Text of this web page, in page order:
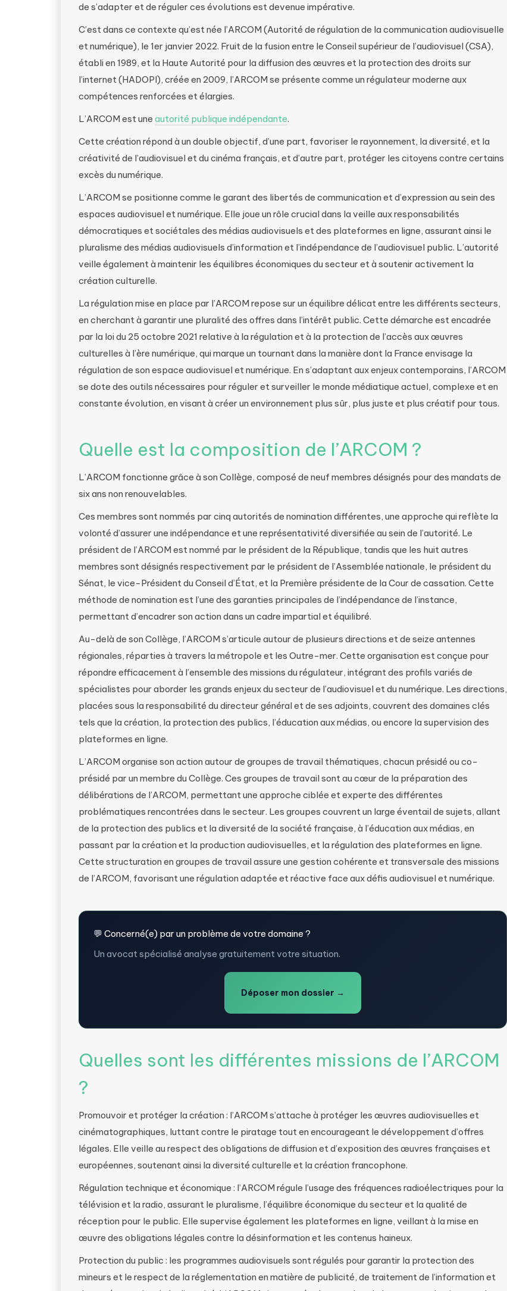
de s’adapter et de réguler ces évolutions est devenue impérative.
C’est dans ce contexte qu’est née l’ARCOM (Autorité de régulation de la communication audiovisuelle
et numérique), le 1er janvier 2022. Fruit de la fusion entre le Conseil supérieur de l’audiovisuel (CSA),
établi en 1989, et la Haute Autorité pour la diffusion des œuvres et la protection des droits sur
l’internet (HADOPI), créée en 2009, l’ARCOM se présente comme un régulateur moderne aux
compétences renforcées et élargies.
L’ARCOM est une autorité publique indépendante.
Cette création répond à un double objectif, d’une part, favoriser le rayonnement, la diversité, et la
créativité de l’audiovisuel et du cinéma français, et d’autre part, protéger les citoyens contre certains
excès du numérique.
L’ARCOM se positionne comme le garant des libertés de communication et d’expression au sein des
espaces audiovisuel et numérique. Elle joue un rôle crucial dans la veille aux responsabilités
démocratiques et sociétales des médias audiovisuels et des plateformes en ligne, assurant ainsi le
pluralisme des médias audiovisuels d’information et l’indépendance de l’audiovisuel public. L’autorité
veille également à maintenir les équilibres économiques du secteur et à soutenir activement la
création culturelle.
La régulation mise en place par l’ARCOM repose sur un équilibre délicat entre les différents secteurs,
en cherchant à garantir une pluralité des offres dans l’intérêt public. Cette démarche est encadrée
par la loi du 25 octobre 2021 relative à la régulation et à la protection de l’accès aux œuvres
culturelles à l’ère numérique, qui marque un tournant dans la manière dont la France envisage la
régulation de son espace audiovisuel et numérique. En s’adaptant aux enjeux contemporains, l’ARCOM
se dote des outils nécessaires pour réguler et surveiller le monde médiatique actuel, complexe et en
constante évolution, en visant à créer un environnement plus sûr, plus juste et plus créatif pour tous.
Quelle est la composition de l’ARCOM ?
L’ARCOM fonctionne grâce à son Collège, composé de neuf membres désignés pour des mandats de
six ans non renouvelables.
Ces membres sont nommés par cinq autorités de nomination différentes, une approche qui reflète la
volonté d’assurer une indépendance et une représentativité diversifiée au sein de l’autorité. Le
président de l’ARCOM est nommé par le président de la République, tandis que les huit autres
membres sont désignés respectivement par le président de l’Assemblée nationale, le président du
Sénat, le vice-Président du Conseil d’État, et la Première présidente de la Cour de cassation. Cette
méthode de nomination est l’une des garanties principales de l’indépendance de l’instance,
permettant d’encadrer son action dans un cadre impartial et équilibré.
Au-delà de son Collège, l’ARCOM s’articule autour de plusieurs directions et de seize antennes
régionales, réparties à travers la métropole et les Outre-mer. Cette organisation est conçue pour
répondre efficacement à l’ensemble des missions du régulateur, intégrant des profils variés de
spécialistes pour aborder les grands enjeux du secteur de l’audiovisuel et du numérique. Les directions,
placées sous la responsabilité du directeur général et de ses adjoints, couvrent des domaines clés
tels que la création, la protection des publics, l’éducation aux médias, ou encore la supervision des
plateformes en ligne.
L’ARCOM organise son action autour de groupes de travail thématiques, chacun présidé ou co-
présidé par un membre du Collège. Ces groupes de travail sont au cœur de la préparation des
délibérations de l’ARCOM, permettant une approche ciblée et experte des différentes
problématiques rencontrées dans le secteur. Les groupes couvrent un large éventail de sujets, allant
de la protection des publics et la diversité de la société française, à l’éducation aux médias, en
passant par la création et la production audiovisuelles, et la régulation des plateformes en ligne.
Cette structuration en groupes de travail assure une gestion cohérente et transversale des missions
de l’ARCOM, favorisant une régulation adaptée et réactive face aux défis audiovisuel et numérique.
💬 Concerné(e) par un problème de votre domaine ?
Un avocat spécialisé analyse gratuitement votre situation.
Déposer mon dossier →
Quelles sont les différentes missions de l’ARCOM
?
Promouvoir et protéger la création : l’ARCOM s’attache à protéger les œuvres audiovisuelles et
cinématographiques, luttant contre le piratage tout en encourageant le développement d’offres
légales. Elle veille au respect des obligations de diffusion et d’exposition des œuvres françaises et
européennes, soutenant ainsi la diversité culturelle et la création francophone.
Régulation technique et économique : l’ARCOM régule l’usage des fréquences radioélectriques pour la
télévision et la radio, assurant le pluralisme, l’équilibre économique du secteur et la qualité de
réception pour le public. Elle supervise également les plateformes en ligne, veillant à la mise en
œuvre des obligations légales contre la désinformation et les contenus haineux.
Protection du public : les programmes audiovisuels sont régulés pour garantir la protection des
mineurs et le respect de la réglementation en matière de publicité, de traitement de l’information et